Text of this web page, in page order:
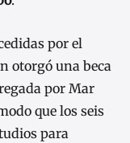
por el
otorgó una beca
por Mar
que los seis
para